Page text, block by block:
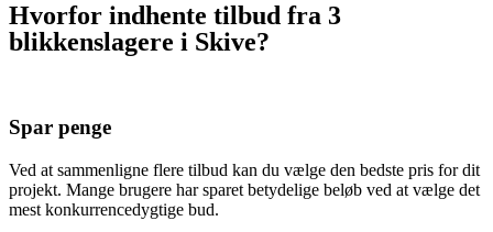
Hvorfor indhente tilbud fra 3
blikkenslagere i Skive?
Spar penge
Ved at sammenligne flere tilbud kan du vælge den bedste pris for dit
projekt. Mange brugere har sparet betydelige beløb ved at vælge det
mest konkurrencedygtige bud.